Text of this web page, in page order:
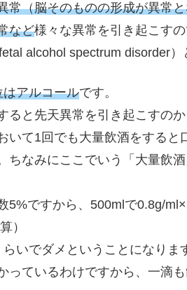
常（脳そのものの形成が異常
など様々な異常を引き起こす
alcohol spectrum disorder）
アルコールです。
ると先天異常を引き起こすの
いて1回でも大量飲酒をすると
ちなみにここでいう「大量飲
5%ですから、500mlで0.8g/
）
いでダメということになりま
っているわけですから、一滴